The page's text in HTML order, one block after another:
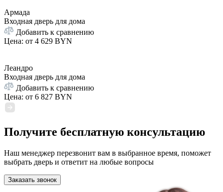
Армада
Входная дверь для дома
Добавить к сравнению
Цена: от 4 629 BYN
Леандро
Входная дверь для дома
Добавить к сравнению
Цена: от 6 827 BYN
Получите бесплатную консультацию
Наш менеджер перезвонит вам в выбранное время, поможет
выбрать дверь и ответит на любые вопросы
Заказать звонок